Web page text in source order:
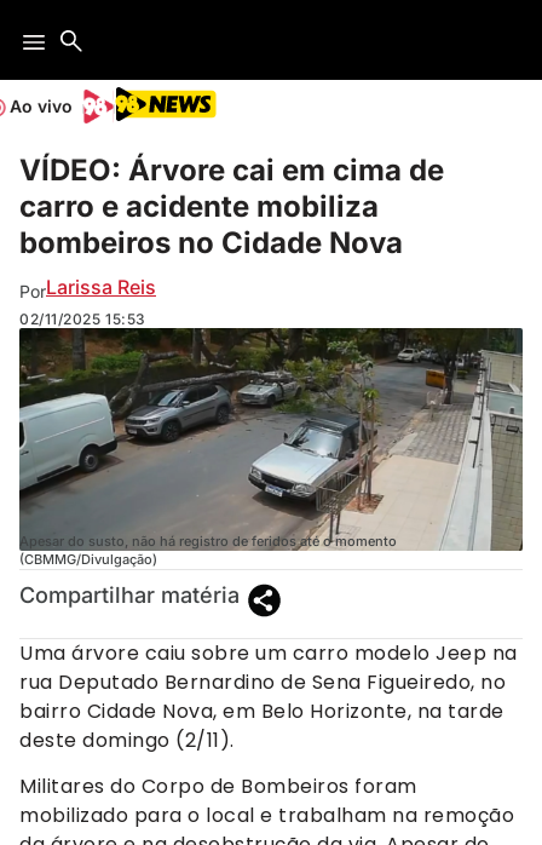
Ao vivo
VÍDEO: Árvore cai em cima de
carro e acidente mobiliza
bombeiros no Cidade Nova
PorLarissa Reis
02/11/2025 15:53
Apesar do susto, não há registro de feridos até o momento
(CBMMG/Divulgação)
Compartilhar matéria
Uma árvore caiu sobre um carro modelo Jeep na
rua Deputado Bernardino de Sena Figueiredo, no
bairro Cidade Nova, em Belo Horizonte, na tarde
deste domingo (2/11).
Militares do Corpo de Bombeiros foram
mobilizado para o local e trabalham na remoção